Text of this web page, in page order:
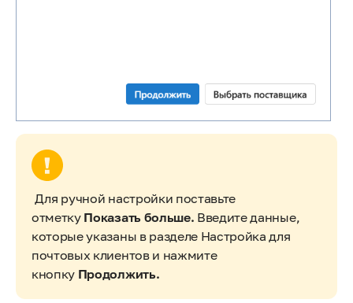
Для ручной настройки поставьте
отметку Показать больше. Введите данные,
которые указаны в разделе Настройка для
почтовых клиентов и нажмите
кнопку Продолжить.